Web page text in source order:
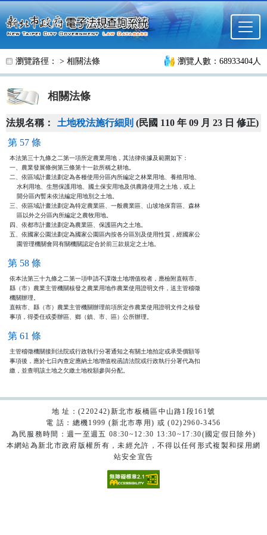
跳至主要內容
瀏覽路徑： > 相關法條 瀏覽人數：68933404人
相關法條
法規名稱： 土地稅法施行細則 (民國 110 年 09 月 23 日 修正)
第 57 條
本法第三十九條之二第一項所定農業用地，其法律依據及範圍如下：
一、農業發展條例第三條第十一款所稱之耕地。
二、依區域計畫法劃定為各種使用分區內所編定之林業用地、養殖用地、
    水利用地、生態保護用地、國土保安用地及供農路使用之土地，或上
    開分區內暫未依法編定用地別之土地。
三、依區域計畫法劃定為特定農業區、一般農業區、山坡地保育區、森林
    區以外之分區內所編定之農牧用地。
四、依都市計畫法劃定為農業區、保護區內之土地。
五、依國家公園法劃定為國家公園區內按各分區別及使用性質，經國家公
    園管理機關會同有關機關認定合於前三款規定之土地。
第 58 條
依本法第三十九條之二第一項申請不課徵土地增值稅者，應檢附直轄市、
縣（市）農業主管機關核發之農業用地作農業使用證明文件，送主管稽徵
機關辦理。
直轄市、縣（市）農業主管機關辦理前項所定作農業使用證明文件之核發
事項，得委任或委辦區、鄉（鎮、市、區）公所辦理。
第 61 條
主管稽徵機關接到法院或行政執行分署通知之有關土地拍定或承受價額等
事項後，應於七日內查定應納土地增值稅函請法院或行政執行分署代為扣
繳，並查明該土地之欠繳土地稅額參與分配。
地 址：(220242)新北市板橋區中山路1段161號
電 話：總機1999 (新北市專用) 或 (02)2960-3456
為民服務時間：週一至週五 08:30~12:30 13:30~17:30(國定假日除外)
本網站為新北市政府版權所有，未經允許，不得以任何形式複製和採用網
站安全宣告